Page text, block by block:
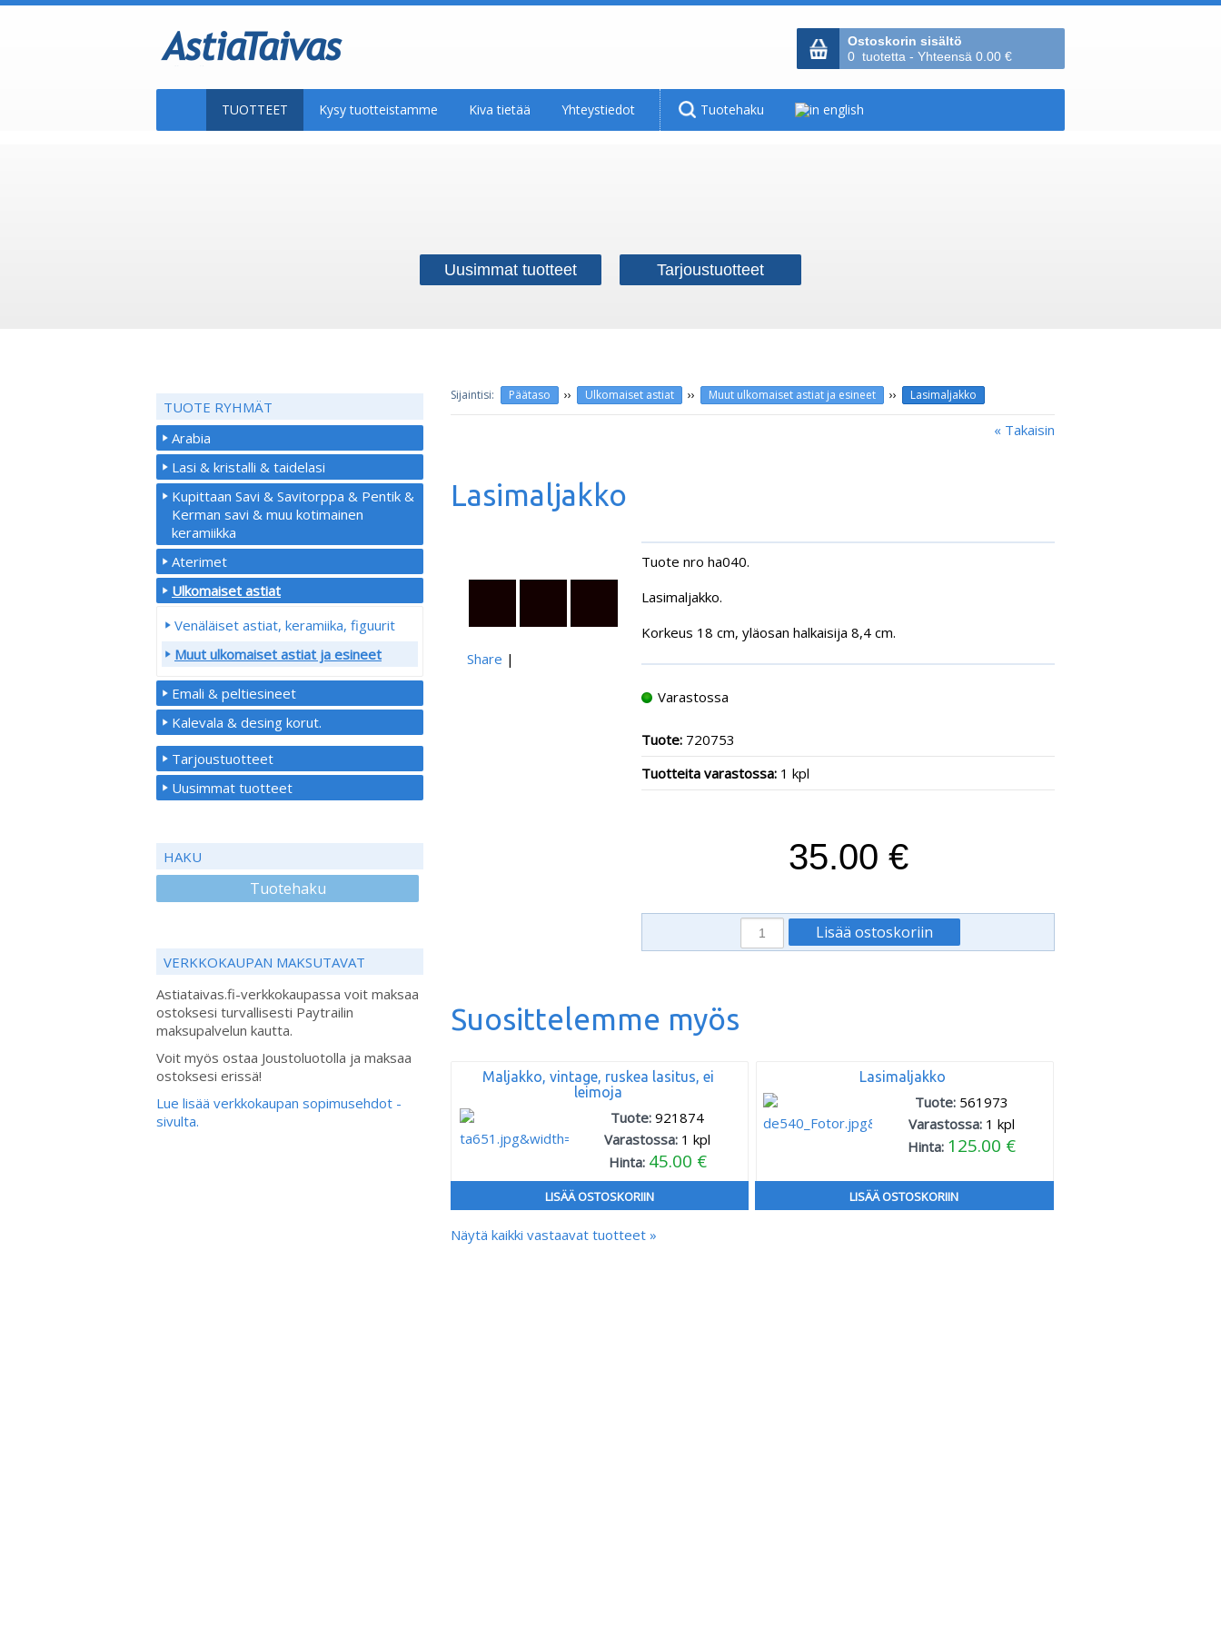
Ostoskorin sisältö
0 tuotetta - Yhteensä 0.00 €
TUOTTEET Kysy tuotteistamme Kiva tietää Yhteystiedot Tuotehaku
Uusimmat tuotteet Tarjoustuotteet
Päätaso ›› Ulkomaiset astiat ›› Muut ulkomaiset astiat ja esineet ›› Lasimaljakko
« Takaisin
Lasimaljakko
Share |
Tuote nro ha040.
Lasimaljakko.
Korkeus 18 cm, yläosan halkaisija 8,4 cm.
Varastossa
Tuote: 720753
Tuotteita varastossa: 1 kpl
35.00 €
Suosittelemme myös
Maljakko, vintage, ruskea lasitus, ei
leimoja
Tuote:921874
Varastossa: 1 kpl
Hinta: 45.00 €
LISÄÄ OSTOSKORIIN
Lasimaljakko
Tuote: 561973
Varastossa: 1 kpl
Hinta: 125.00 €
LISÄÄ OSTOSKORIIN
Näytä kaikki vastaavat tuotteet »
TUOTE RYHMÄT
Arabia
Lasi & kristalli & taidelasi
Kupittaan Savi & Savitorppa & Pentik &
Kerman savi & muu kotimainen
keramiikka
Aterimet
Ulkomaiset astiat
Venäläiset astiat, keramiika, figuurit
Muut ulkomaiset astiat ja esineet
Emali & peltiesineet
Kalevala & desing korut.
Tarjoustuotteet
Uusimmat tuotteet
HAKU
Tuotehaku
VERKKOKAUPAN MAKSUTAVAT
Astiataivas.fi-verkkokaupassa voit maksaa
ostoksesi turvallisesti Paytrailin
maksupalvelun kautta.
Voit myös ostaa Joustoluotolla ja maksaa
ostoksesi erissä!
Lue lisää verkkokaupan sopimusehdot -
sivulta.